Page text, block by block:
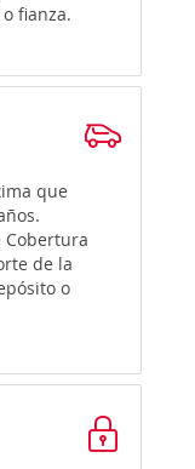
fianza.
que
Cobertura
de la
o